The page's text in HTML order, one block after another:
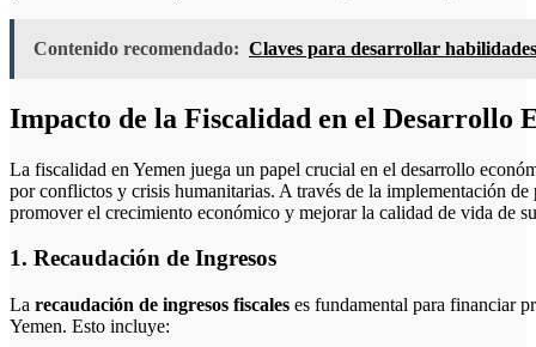
Contenido recomendado: Claves para desarrollar
Impacto de la Fiscalidad en el Desarrollo
La fiscalidad en Yemen juega un papel crucial en el desarrollo
por conflictos y crisis humanitarias. A través de la implementación
promover el crecimiento económico y mejorar la calidad de vida de
1. Recaudación de Ingresos
La recaudación de ingresos fiscales es fundamental para financiar
Yemen. Esto incluye: